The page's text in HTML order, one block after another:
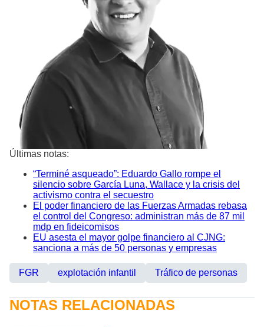
Últimas notas:
“Terminé asqueado”: Eduardo Gallo rompe el
silencio sobre García Luna, Wallace y la crisis del
activismo contra el secuestro
El poder financiero de las Fuerzas Armadas rebasa
el control del Congreso: administran más de 87 mil
mdp en fideicomisos
EU asesta el mayor golpe financiero al CJNG:
sanciona a más de 50 personas y empresas
FGR explotación infantil Tráfico de personas
NOTAS RELACIONADAS